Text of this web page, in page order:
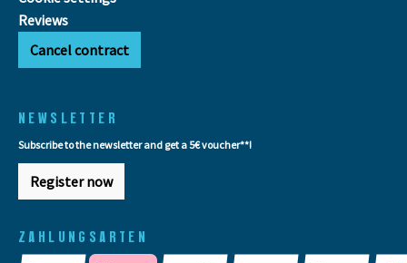
Reviews
Cancel contract
NEWSLETTER
Subscribe to the newsletter and get a 5€ voucher**!
Register now
ZAHLUNGSARTEN